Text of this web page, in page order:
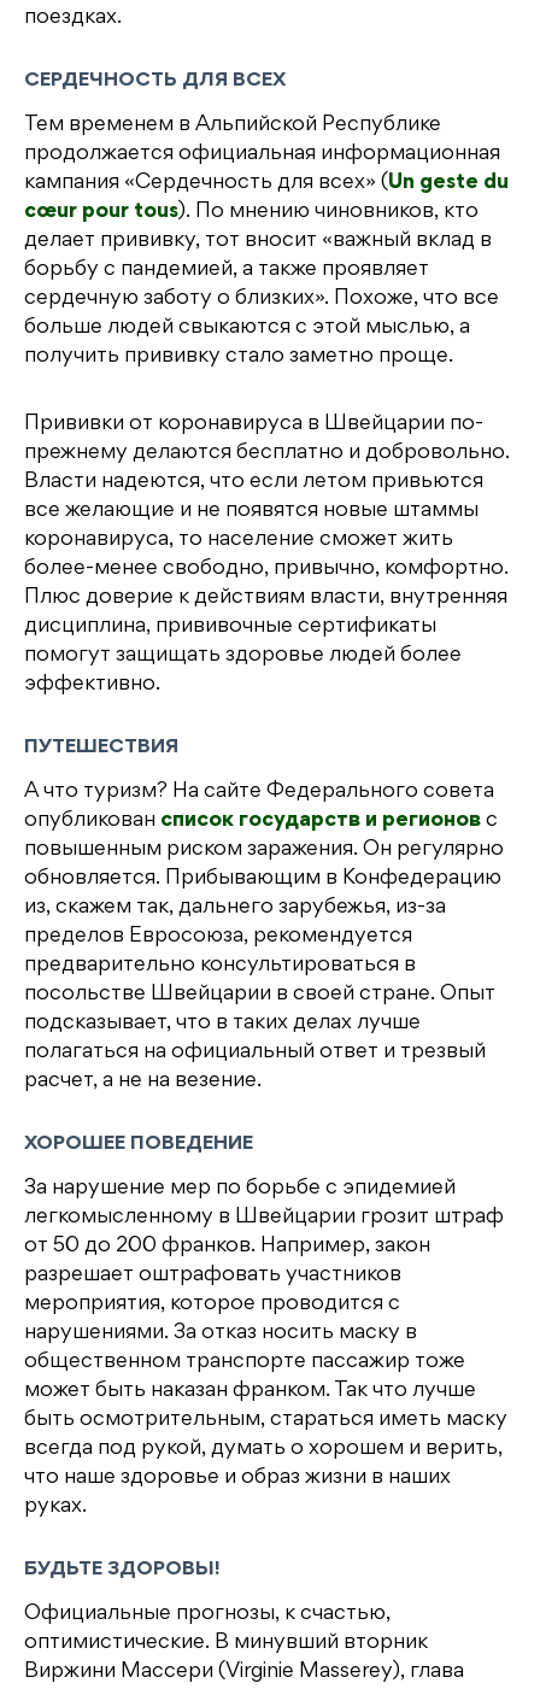
поездках.
СЕРДЕЧНОСТЬ ДЛЯ ВСЕХ
Тем временем в Альпийской Республике
продолжается официальная информационная
кампания «Сердечность для всех» (Un geste du
cœur pour tous). По мнению чиновников, кто
делает прививку, тот вносит «важный вклад в
борьбу с пандемией, а также проявляет
сердечную заботу о близких». Похоже, что все
больше людей свыкаются с этой мыслью, а
получить прививку стало заметно проще.
Прививки от коронавируса в Швейцарии по-
прежнему делаются бесплатно и добровольно.
Власти надеются, что если летом привьются
все желающие и не появятся новые штаммы
коронавируса, то население сможет жить
более-менее свободно, привычно, комфортно.
Плюс доверие к действиям власти, внутренняя
дисциплина, прививочные сертификаты
помогут защищать здоровье людей более
эффективно.
ПУТЕШЕСТВИЯ
А что туризм? На сайте Федерального совета
опубликован список государств и регионов с
повышенным риском заражения. Он регулярно
обновляется. Прибывающим в Конфедерацию
из, скажем так, дальнего зарубежья, из-за
пределов Евросоюза, рекомендуется
предварительно консультироваться в
посольстве Швейцарии в своей стране. Опыт
подсказывает, что в таких делах лучше
полагаться на официальный ответ и трезвый
расчет, а не на везение.
ХОРОШЕЕ ПОВЕДЕНИЕ
За нарушение мер по борьбе с эпидемией
легкомысленному в Швейцарии грозит штраф
от 50 до 200 франков. Например, закон
разрешает оштрафовать участников
мероприятия, которое проводится с
нарушениями. За отказ носить маску в
общественном транспорте пассажир тоже
может быть наказан франком. Так что лучше
быть осмотрительным, стараться иметь маску
всегда под рукой, думать о хорошем и верить,
что наше здоровье и образ жизни в наших
руках.
БУДЬТЕ ЗДОРОВЫ!
Официальные прогнозы, к счастью,
оптимистические. В минувший вторник
Виржини Массери (Virginie Masserey), глава